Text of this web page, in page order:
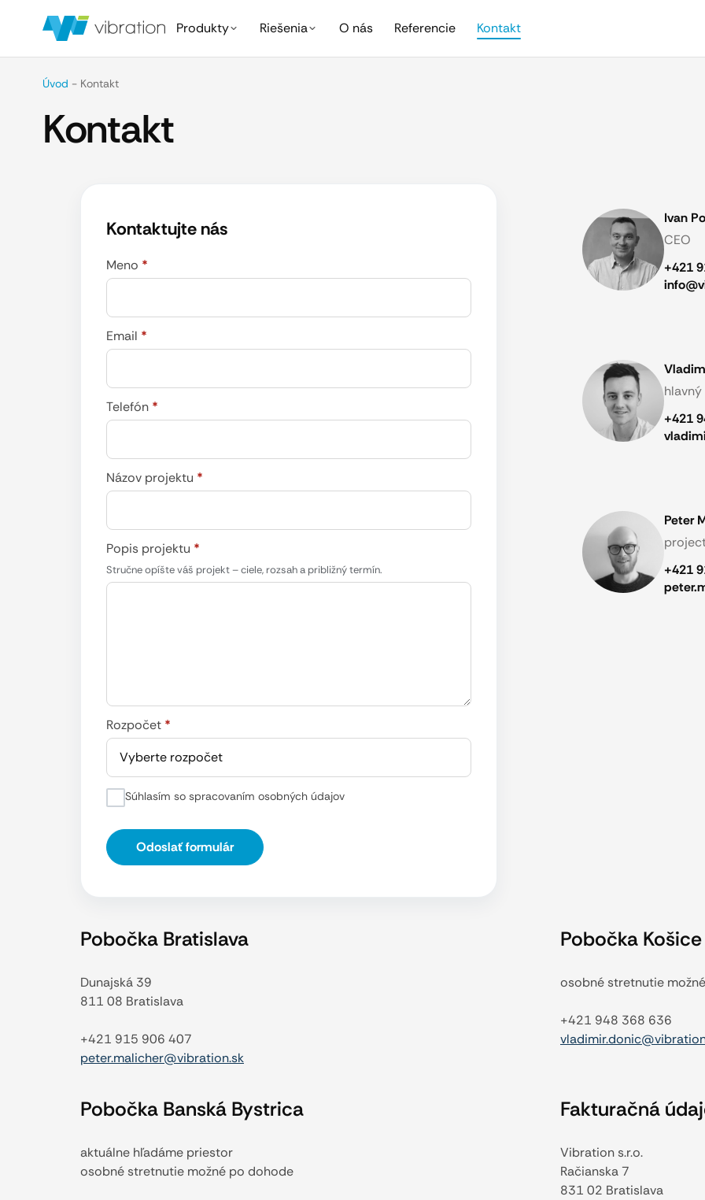
Produkty Riešenia O nás Referencie Kontakt
Úvod - Kontakt
Kontakt
Kontaktujte nás
Meno *
Email *
Telefón *
Názov projektu *
Popis projektu *
Stručne opíšte váš projekt – ciele, rozsah a približný termín.
Rozpočet *
Vyberte rozpočet
Súhlasím so spracovaním osobných údajov
Odoslať formulár
Ivan
CEO
+421
+421
Peter
+421
Pobočka Bratislava
Dunajská 39
811 08 Bratislava
+421 915 906 407
peter.malicher@vibration.sk
Pobočka Košice
osobné stretnutie
+421 948 368 636
Pobočka Banská Bystrica
aktuálne hľadáme priestor
osobné stretnutie možné po dohode
Fakturačná
Vibration s.r.o.
Račianska 7
831 02 Bratislava